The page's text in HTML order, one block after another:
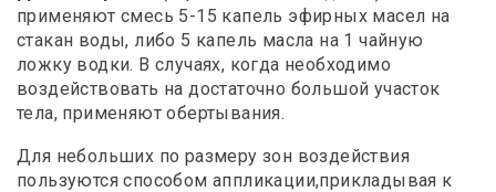
применяют смесь 5-15 капель эфирных масел на
стакан воды, либо 5 капель масла на 1 чайную
ложку водки. В случаях, когда необходимо
воздействовать на достаточно большой участок
тела, применяют обертывания.
Для небольших по размеру зон воздействия
пользуются способом аппликации,прикладывая к